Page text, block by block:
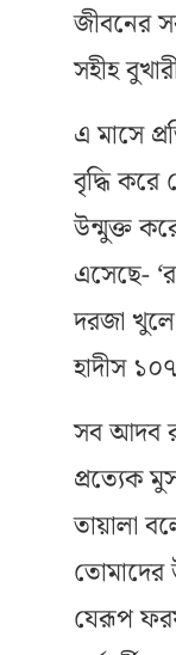
জীবনের
সহীহ
এ মাসে
বৃদ্ধি
উন্মুক্ত
এসেছে-
দরজা
হাদীস
সব আদব
প্রত্যেক
তায়ালা
যেরূপ